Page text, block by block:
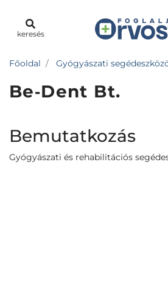
keresés
Főoldal Gyógyászati
Be‐Dent Bt.
Bemutatkozás
Gyógyászati és rehabilitációs